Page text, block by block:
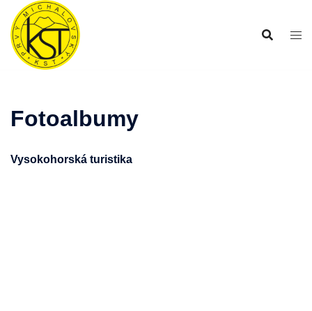
Preskočiť
obsah
Fotoalbumy
Vysokohorská turistika